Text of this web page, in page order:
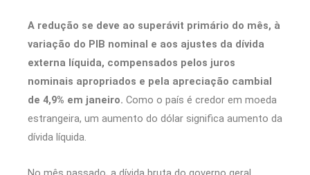
A redução se deve ao superávit primário do mês, à
variação do PIB nominal e aos ajustes da dívida
externa líquida, compensados pelos juros
nominais apropriados e pela apreciação cambial
de 4,9% em janeiro. Como o país é credor em moeda
estrangeira, um aumento do dólar significa aumento da
dívida líquida.